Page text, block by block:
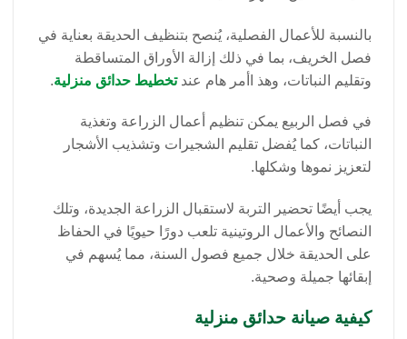
بالنسبة للأعمال الفصلية، يُنصح بتنظيف الحديقة بعناية في
فصل الخريف، بما في ذلك إزالة الأوراق المتساقطة
وتقليم النباتات، وهذ اأمر هام عندتخطيط حدائق منزلية.
في فصل الربيع يمكن تنظيم أعمال الزراعة وتغذية
النباتات، كما يُفضل تقليم الشجيرات وتشذيب الأشجار
لتعزيز نموها وشكلها.
يجب أيضًا تحضير التربة لاستقبال الزراعة الجديدة، وتلك
النصائح والأعمال الروتينية تلعب دورًا حيويًا في الحفاظ
على الحديقة خلال جميع فصول السنة، مما يُسهم في
إبقائها جميلة وصحية.
كيفية صيانة حدائق منزلية